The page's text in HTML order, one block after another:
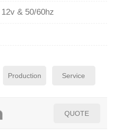
12v & 50/60hz
Production Service
QUOTE